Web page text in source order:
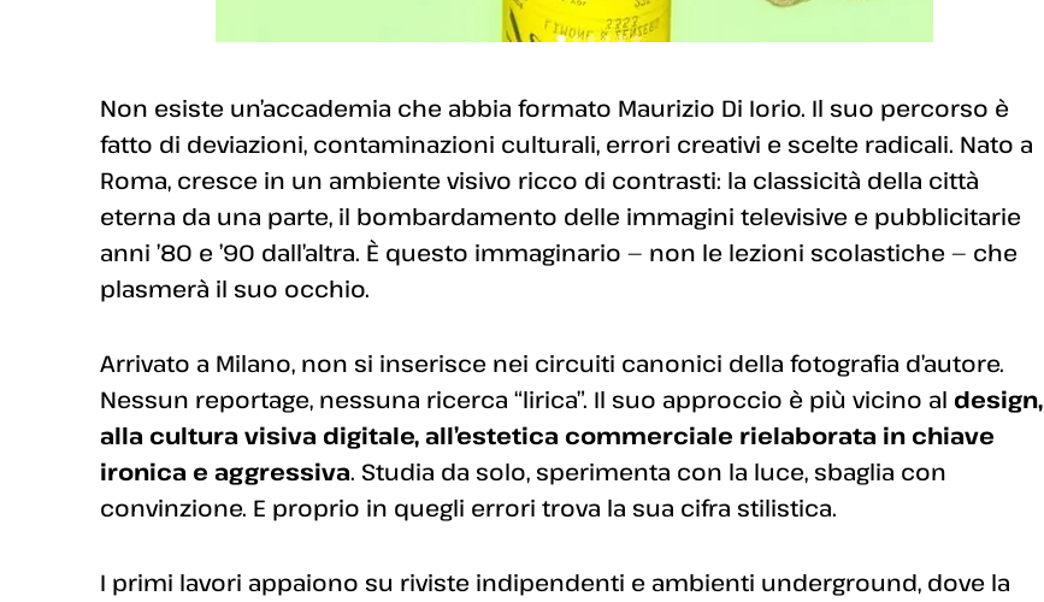
Non esiste un’accademia che abbia formato Maurizio Di Iorio. Il suo percorso è
fatto di deviazioni, contaminazioni culturali, errori creativi e scelte radicali. Nato a
Roma, cresce in un ambiente visivo ricco di contrasti: la classicità della città
eterna da una parte, il bombardamento delle immagini televisive e pubblicitarie
anni ’80 e ’90 dall’altra. È questo immaginario — non le lezioni scolastiche — che
plasmerà il suo occhio.
Arrivato a Milano, non si inserisce nei circuiti canonici della fotografia d’autore.
Nessun reportage, nessuna ricerca “lirica”. Il suo approccio è più vicino al design,
alla cultura visiva digitale, all’estetica commerciale rielaborata in chiave
ironica e aggressiva. Studia da solo, sperimenta con la luce, sbaglia con
convinzione. E proprio in quegli errori trova la sua cifra stilistica.
I primi lavori appaiono su riviste indipendenti e ambienti underground, dove la